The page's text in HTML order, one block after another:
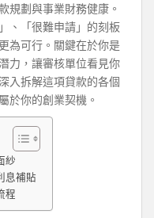
規劃與事業財務健康。
、「很難申請」的刻板
為可行。關鍵在於你是
力，讓審核單位看見你
入拆解這項貸款的各個
於你的創業契機。
紗
息補貼
程